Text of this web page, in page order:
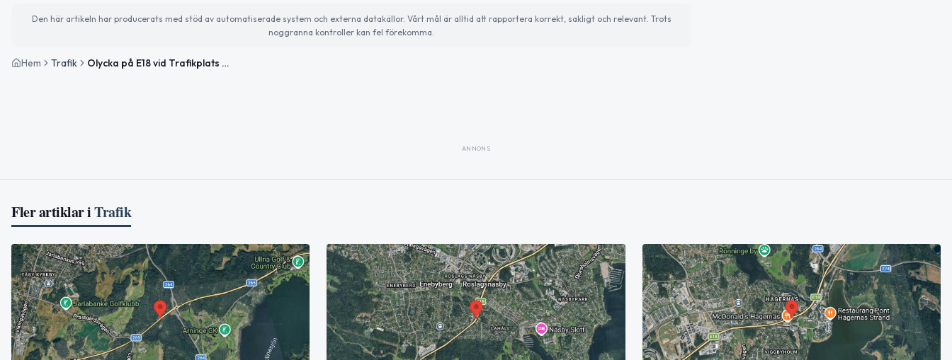
Den här artikeln har producerats med stöd av automatiserade system och externa datakällor. Vårt mål är alltid att rapportera korrekt, sakligt och relevant. Trots
noggranna kontroller kan fel förekomma.
Hem Trafik Olycka på E18 vid Trafikplats Roslags Näsby med mycket stor påverkan
ANNONS
Fler artiklar iTrafik